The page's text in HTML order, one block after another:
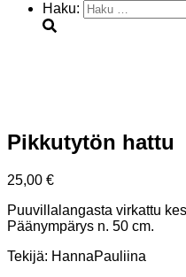
Haku:
Pikkutytön hattu
25,00 €
Puuvillalangasta virkattu
Päänympärys n. 50 cm.
Tekijä: HannaPauliina